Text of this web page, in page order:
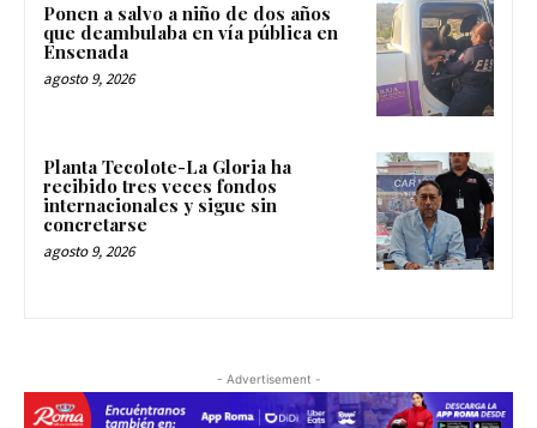
Ponen a salvo a niño de dos años
que deambulaba en vía pública en
Ensenada
agosto 9, 2026
Planta Tecolote-La Gloria ha
recibido tres veces fondos
internacionales y sigue sin
concretarse
agosto 9, 2026
- Advertisement -